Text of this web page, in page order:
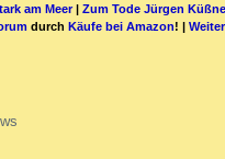
am Meer| Zum Tode Jürgen
durch Käufe bei Amazon! |